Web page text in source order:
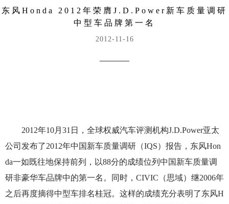
东风Honda 2012年荣膺J.D.Power新车质量调研
中型车品牌第一名
2012-11-16
2012年10月31日，全球权威汽车评测机构J.D.Power亚太
公司发布了2012年中国新车质量调研（IQS）报告，东风Hon
da一如既往地保持前列，以88分的成绩位列中国新车质量调
研非豪华车品牌中的第一名。同时，CIVIC（思域）继2006年
之后再度摘得中型车排名桂冠。这样的成绩充分表明了东风H